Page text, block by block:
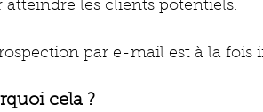
atteindre les clients potentiels.
par e-mail est à la fois
cela ?